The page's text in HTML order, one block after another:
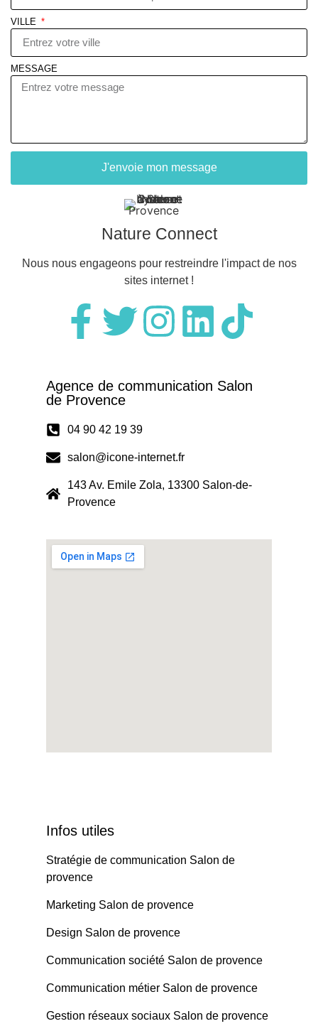
VILLE
MESSAGE
J'envoie mon message
Nature Connect
Nous nous engageons pour restreindre l'impact de nos
sites internet !
Agence de communication Salon
de Provence
04 90 42 19 39
salon@icone-internet.fr
143 Av. Emile Zola, 13300 Salon-de-
Provence
Infos utiles
Stratégie de communication Salon de
provence
Marketing Salon de provence
Design Salon de provence
Communication société Salon de provence
Communication métier Salon de provence
Gestion réseaux sociaux Salon de provence